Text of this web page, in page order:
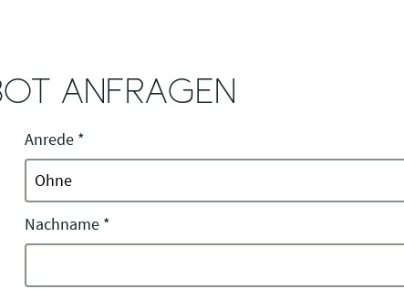
ANFRAGEN
Anrede *
Nachname *